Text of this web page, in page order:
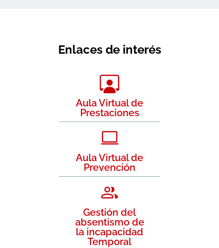
Enlaces de interés
Aula Virtual de
Prestaciones
Aula Virtual de
Prevención
Gestión del
absentismo de
la incapacidad
Temporal